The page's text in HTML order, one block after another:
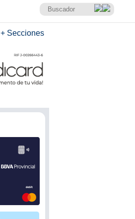
+ Secciones